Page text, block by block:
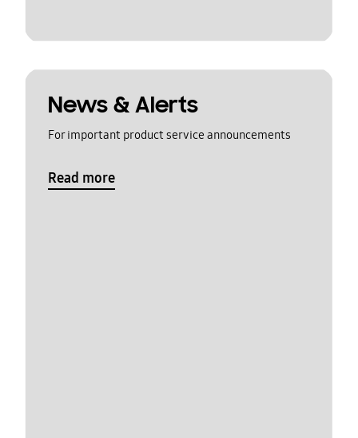
News & Alerts
For important product service announcements
Read more